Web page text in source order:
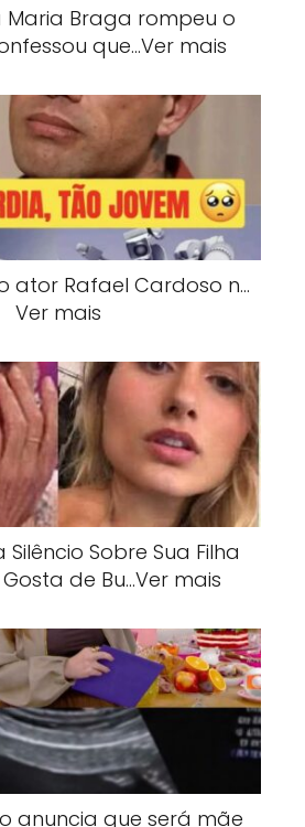
Maria Braga rompeu o
que…Ver mais
ator Rafael Cardoso n…
Ver mais
Silêncio Sobre Sua Filha
Gosta de Bu…Ver mais
anuncia que será mãe